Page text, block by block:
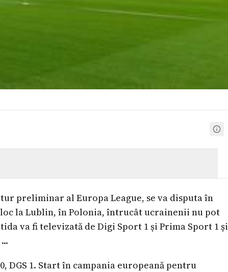
preliminar al Europa League, se va disputa în
loc la Lublin, în Polonia, întrucât ucrainenii nu pot
va fi televizată de Digi Sport 1 și Prima Sport 1 și
DGS 1. Start în campania europeană pentru